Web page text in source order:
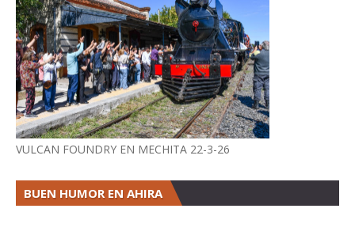
VULCAN FOUNDRY EN MECHITA 22-3-26
BUEN HUMOR EN AHIRA